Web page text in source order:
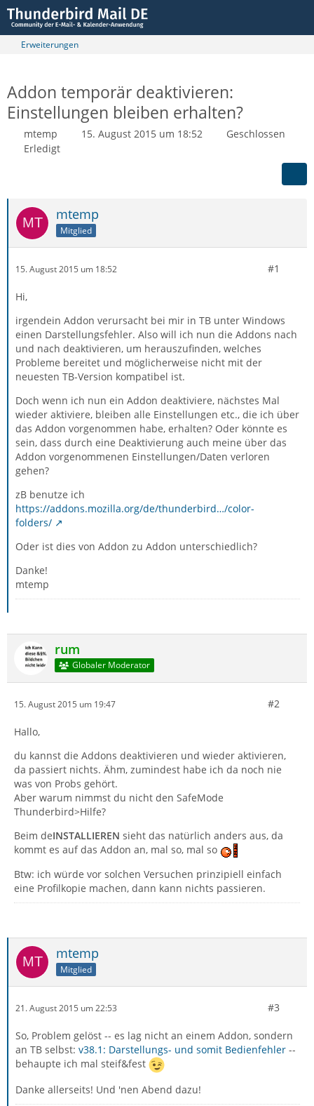
Erweiterungen
Addon temporär deaktivieren:
Einstellungen bleiben erhalten?
mtemp 15. August 2015 um 18:52
Geschlossen
Erledigt
mtemp
Mitglied
15. August 2015 um 18:52 #1
Hi,
irgendein Addon verursacht bei mir in TB unter Windows
einen Darstellungsfehler. Also will ich nun die Addons nach
und nach deaktivieren, um herauszufinden, welches
Probleme bereitet und möglicherweise nicht mit der
neuesten TB-Version kompatibel ist.
Doch wenn ich nun ein Addon deaktiviere, nächstes Mal
wieder aktiviere, bleiben alle Einstellungen etc., die ich über
das Addon vorgenommen habe, erhalten? Oder könnte es
sein, dass durch eine Deaktivierung auch meine über das
Addon vorgenommenen Einstellungen/Daten verloren
gehen?
zB benutze ich
https://addons.mozilla.org/de/thunderbird…/color-
folders/
Oder ist dies von Addon zu Addon unterschiedlich?
Danke!
mtemp
rum
Globaler Moderator
15. August 2015 um 19:47 #2
Hallo,
du kannst die Addons deaktivieren und wieder aktivieren,
da passiert nichts. Ähm, zumindest habe ich da noch nie
was von Probs gehört.
Aber warum nimmst du nicht den SafeMode
Thunderbird>Hilfe?
Beim deINSTALLIEREN sieht das natürlich anders aus, da
kommt es auf das Addon an, mal so, mal so
Btw: ich würde vor solchen Versuchen prinzipiell einfach
eine Profilkopie machen, dann kann nichts passieren.
mtemp
Mitglied
21. August 2015 um 22:53 #3
So, Problem gelöst -- es lag nicht an einem Addon, sondern
an TB selbst: v38.1: Darstellungs- und somit Bedienfehler --
behaupte ich mal steif&fest
Danke allerseits! Und 'nen Abend dazu!